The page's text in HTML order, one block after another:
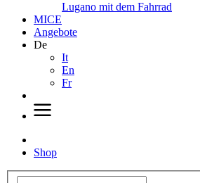
Lugano mit dem Fahrrad
MICE
Angebote
De
It
En
Fr
Shop